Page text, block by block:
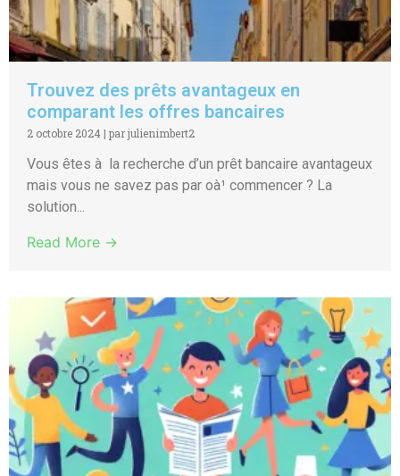
Trouvez des prêts avantageux en
comparant les offres bancaires
2 octobre 2024 | par julienimbert2
Vous êtes à la recherche d’un prêt bancaire avantageux
mais vous ne savez pas par oà¹ commencer ? La
solution...
Read More →